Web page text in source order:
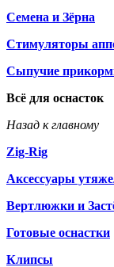
Семена и Зёрна
Стимуляторы
Сыпучие
Всё для оснасток
Назад к главному
Zig-Rig
Аксессуары
Вертлюжки и
Готовые оснастки
Клипсы